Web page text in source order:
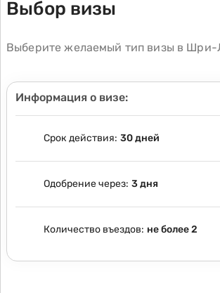
Выбор визы
Выберите желаемый тип визы в Шри-
Информация о визе:
Срок действия: 30 дней
Одобрение через: 3 дня
Количество въездов: не более 2